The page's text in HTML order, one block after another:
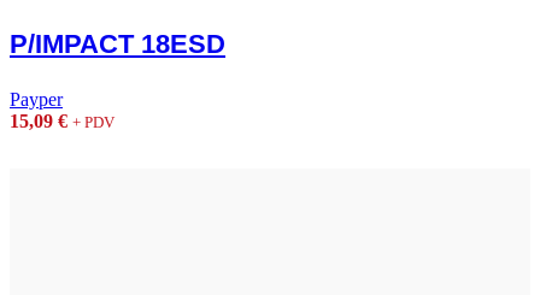
P/IMPACT 18ESD
Payper
15,09 € + PDV